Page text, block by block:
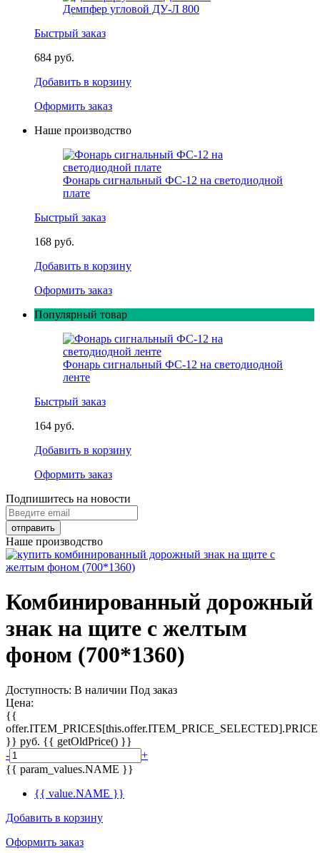
Демпфер угловой ДУ-Л 800
Быстрый заказ
684 руб.
Добавить в корзину
Оформить заказ
Наше производство
Фонарь сигнальный ФС-12 на светодиодной
плате
Быстрый заказ
168 руб.
Добавить в корзину
Оформить заказ
Популярный товар
Фонарь сигнальный ФС-12 на светодиодной
ленте
Быстрый заказ
164 руб.
Добавить в корзину
Оформить заказ
Подпишитесь на новости
Наше производство
Комбинированный дорожный
знак на щите с желтым
фоном (700*1360)
Доступность: В наличии Под заказ
Цена:
{{
offer.ITEM_PRICES[this.offer.ITEM_PRICE_SELECTED].PRICE
}} руб. {{ getOldPrice() }}
-
+
{{ param_values.NAME }}
{{ value.NAME }}
Добавить в корзину
Оформить заказ